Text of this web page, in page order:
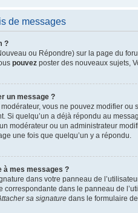
de messages
?
ou Répondre) sur la page du
pouvez poster des nouveaux sujets,
un message ?
vous ne pouvez modifier
Si quelqu’un a déjà répondu au
modérateur ou un administrateur
une fois que quelqu’un y a répondu.
à mes messages ?
dans votre panneau de
correspondante dans le panneau de
sa signature dans le formulaire